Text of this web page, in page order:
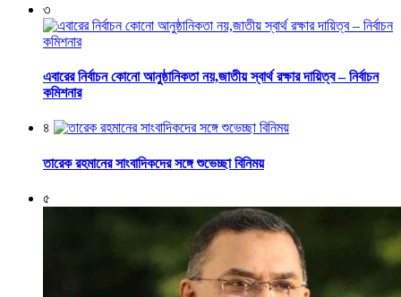
৩
এবারের নির্বাচন কোনো আনুষ্ঠানিকতা নয়,জাতীয় স্বার্থ রক্ষার দায়িত্ব – নির্বাচন
কমিশনার
৪
তারেক রহমানের সাংবাদিকদের সঙ্গে শুভেচ্ছা বিনিময়
৫